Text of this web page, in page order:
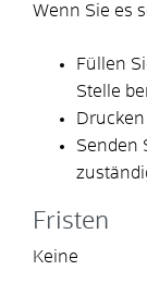
Wenn Sie es
Füllen
Stelle
Senden
Fristen
Keine